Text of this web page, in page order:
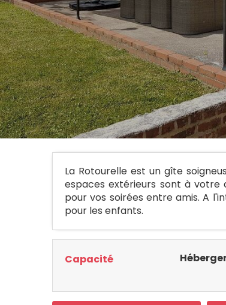
La Rotourelle est un gîte
espaces extérieurs sont à votre
pour vos soirées entre amis. A
pour les enfants.
Capacité